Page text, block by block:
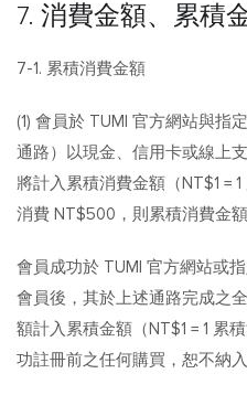
7. 消費金額、累積
7-1. 累積消費金額
(1) 會員於 TUMI 官方網站與指
通路）以現金、信用卡或線上
將計入累積消費金額（NT$1 =
消費 NT$500，則累積消費金額
會員成功於 TUMI 官方網站或
會員後，其於上述通路完成之
額計入累積金額（NT$1 = 1 累
功註冊前之任何購買，恕不納入